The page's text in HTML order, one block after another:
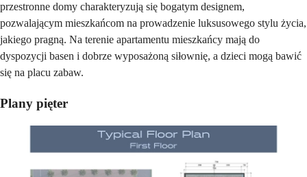
przestronne domy charakteryzują się bogatym designem,
pozwalającym mieszkańcom na prowadzenie luksusowego stylu życia,
jakiego pragną. Na terenie apartamentu mieszkańcy mają do
dyspozycji basen i dobrze wyposażoną siłownię, a dzieci mogą bawić
się na placu zabaw.
Plany pięter